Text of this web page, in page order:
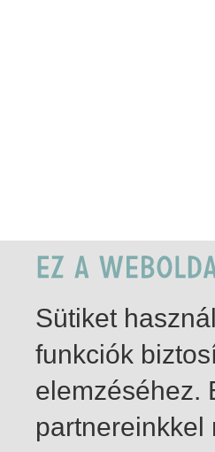
Sütiket
funkciók
elemzéséhez.
partnereinkkel